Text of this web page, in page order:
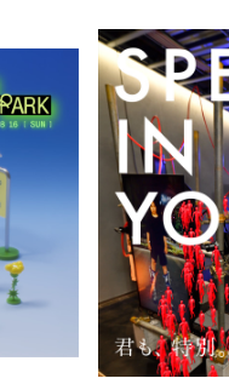
レストラン・カフェ
TAX FREE
PARCOメンバーズ
ภาษาไทย
日本語